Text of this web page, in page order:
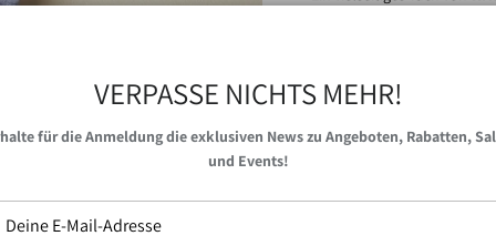
Es kühlt im Sommer, es
und wird dort mit Vorliebe
das Bleichen des Stoffes
Kleiderschrank fehlen sollte!
Maße:140 x 140 cm
VERPASSE NICHTS MEHR!
für die Anmeldung die exklusiven News zu Angeboten, Rabatten,
und Events!